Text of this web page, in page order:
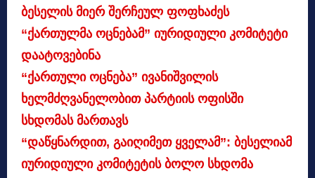
ბესელის მიერ შერჩეულ ფოფხაძეს
“ქართულმა ოცნებამ” იურიდიული კომიტეტი
დაატოვებინა
“ქართული ოცნება” ივანიშვილის
ხელმძღვანელობით პარტიის ოფისში
სხდომას მართავს
“დაწყნარდით, გაიღიმეთ ყველამ”: ბესელიამ
იურიდიული კომიტეტის ბოლო სხდომა